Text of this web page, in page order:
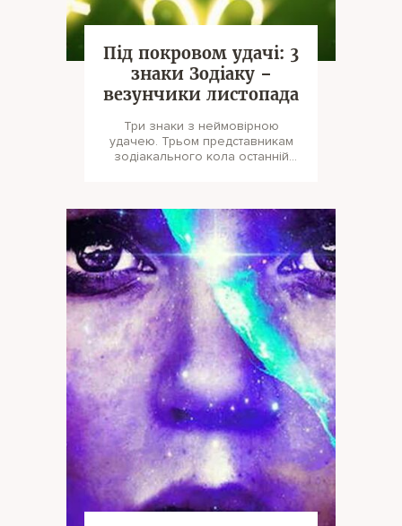
Під покровом удачі: 3
знаки Зодіаку –
везунчики листопада
Три знаки з неймовірною
удачею. Трьом представникам
зодіакального кола останній